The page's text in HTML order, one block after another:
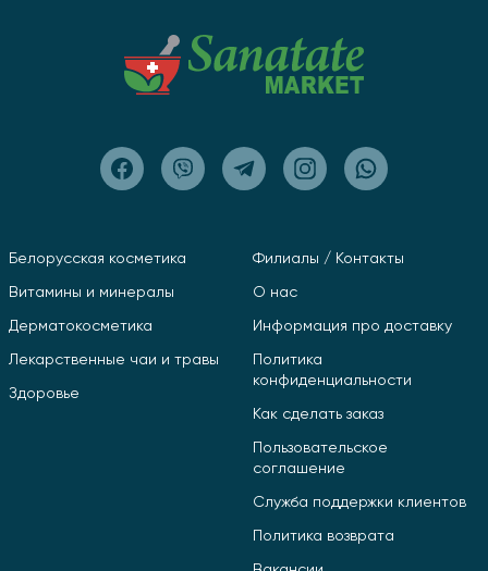
Белорусская косметика
Витамины и минералы
Дерматокосметика
Лекарственные чаи и травы
Здоровье
Филиалы / Контакты
О нас
Информация про доставку
Политика
конфиденциальности
Как сделать заказ
Пользовательское
соглашение
Служба поддержки клиентов
Политика возврата